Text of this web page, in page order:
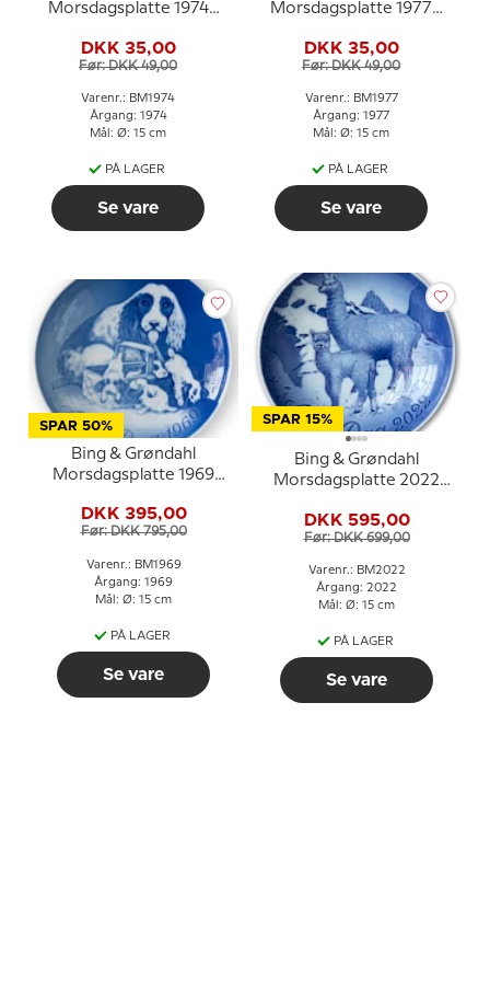
Morsdagsplatte 1974
DKK 35,00
Før: DKK 49,00
Varenr.: BM1974
Årgang: 1974
Mål: Ø: 15 cm
PÅ LAGER
Se vare
Morsdagsplatte 1977
DKK 35,00
Før: DKK 49,00
Varenr.: BM1977
Årgang: 1977
Mål: Ø: 15 cm
PÅ LAGER
Se vare
SPAR 50%
Bing & Grøndahl
Morsdagsplatte 1969
hvalpe
DKK 395,00
Før: DKK 795,00
Varenr.: BM1969
Årgang: 1969
Mål: Ø: 15 cm
PÅ LAGER
Se vare
SPAR 15%
Bing & Grøndahl
Morsdagsplatte 2022
DKK 595,00
Før: DKK 699,00
Varenr.: BM2022
Årgang: 2022
Mål: Ø: 15 cm
PÅ LAGER
Se vare